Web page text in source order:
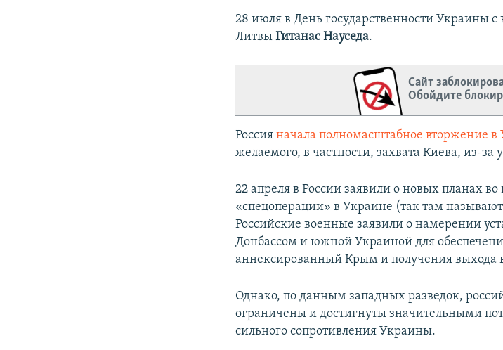
28 июля в День государственности Украины
Литвы Гитанас Науседа.
Сайт
Обойдите
Россияначала полномасштабное вторжение в
желаемого, в частности, захвата Киева, из-за
22 апреля в России заявили о новых планах
«спецоперации» в Украине (так там
Российские военные заявили о намерении
Донбассом и южной Украиной для
аннексированный Крым и получения выхода
Однако, по данным западных разведок,
ограничены и достигнуты значительными
сильного сопротивления Украины.